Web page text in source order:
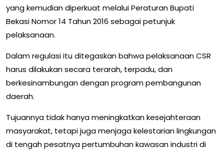
yang kemudian diperkuat melalui Peraturan Bupati
Bekasi Nomor 14 Tahun 2016 sebagai petunjuk
pelaksanaan.
Dalam regulasi itu ditegaskan bahwa pelaksanaan CSR
harus dilakukan secara terarah, terpadu, dan
berkesinambungan dengan program pembangunan
daerah.
Tujuannya tidak hanya meningkatkan kesejahteraan
masyarakat, tetapi juga menjaga kelestarian lingkungan
di tengah pesatnya pertumbuhan kawasan industri di